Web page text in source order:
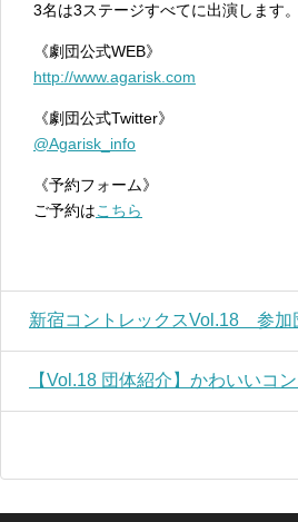
3名は3ステージすべてに出演します。
《劇団公式WEB》
http://www.agarisk.com
《劇団公式Twitter》
@Agarisk_info
《予約フォーム》
ご予約はこちら
新宿コントレックスVol.18 参加
【Vol.18 団体紹介】かわいいコ